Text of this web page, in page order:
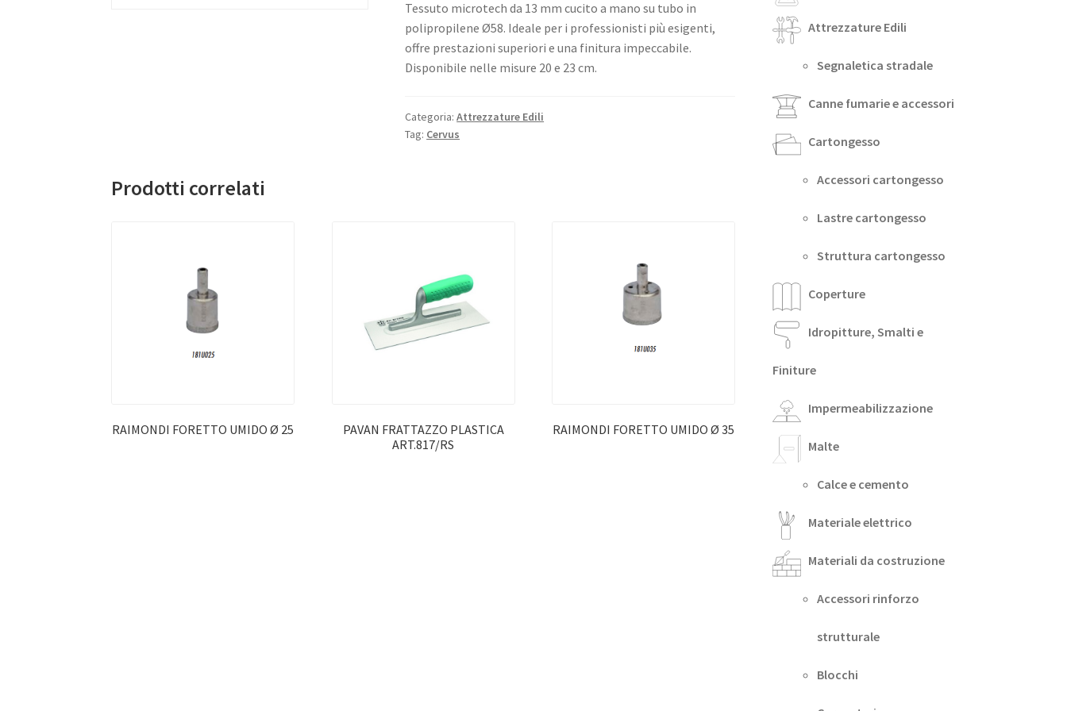
Tessuto microtech da 13 mm cucito a mano su tubo in
polipropilene Ø58. Ideale per i professionisti più esigenti,
offre prestazioni superiori e una finitura impeccabile.
Disponibile nelle misure 20 e 23 cm.
Categoria:Attrezzature Edili
Tag: Cervus
Prodotti correlati
RAIMONDI FORETTO UMIDO Ø 25
PAVAN FRATTAZZO PLASTICA
ART.817/RS
RAIMONDI FORETTO UMIDO Ø 35
Attrezzature Edili
Segnaletica stradale
Canne fumarie e accessori
Cartongesso
Accessori cartongesso
Lastre cartongesso
Struttura cartongesso
Coperture
Idropitture, Smalti e
Finiture
Impermeabilizzazione
Malte
Calce e cemento
Materiale elettrico
Materiali da costruzione
Accessori rinforzo
strutturale
Blocchi